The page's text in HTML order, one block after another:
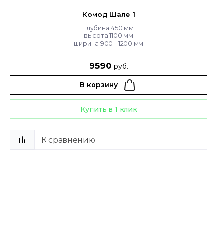
Комод Шале 1
глубина 450 мм
высота 1100 мм
ширина 900 - 1200 мм
9590 руб.
В корзину
Купить в 1 клик
К сравнению